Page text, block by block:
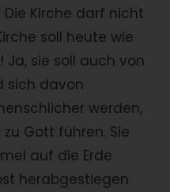
Kirche darf nicht
soll heute wie
Ja, sie soll auch von
sich davon
werden,
Gott führen. Sie
auf die Erde
herabgestiegen